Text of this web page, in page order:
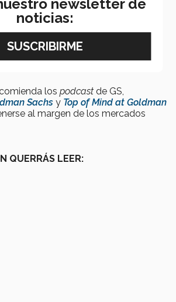
para entender cómo invertir en
cuenta cómo la economía comenzó
de la humanidad. Y como cada
del contexto sociocultural en qué se
los podcast de GS,
Sachs y Top of Mind at Goldman
al margen de los mercados
QUERRÁS LEER:
newsletter de
noticias: